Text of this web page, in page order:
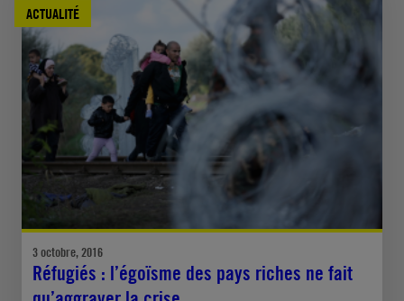
ACTUALITÉ
3 octobre, 2016
Réfugiés : l’égoïsme des pays riches ne fait